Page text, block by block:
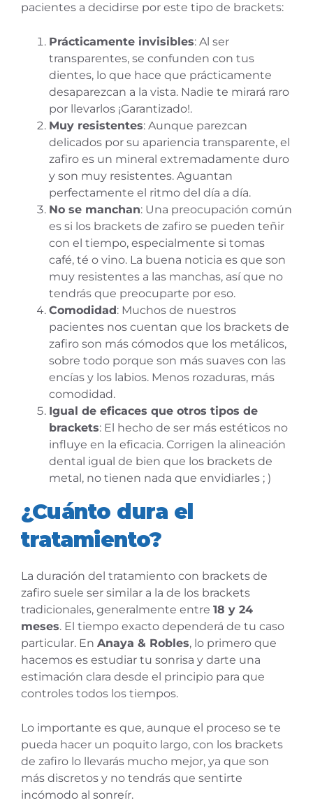
pacientes a decidirse por este tipo de brackets:
Prácticamente invisibles: Al ser
transparentes, se confunden con tus
dientes, lo que hace que prácticamente
desaparezcan a la vista. Nadie te mirará raro
por llevarlos ¡Garantizado!.
Muy resistentes: Aunque parezcan
delicados por su apariencia transparente, el
zafiro es un mineral extremadamente duro
y son muy resistentes. Aguantan
perfectamente el ritmo del día a día.
No se manchan: Una preocupación común
es si los brackets de zafiro se pueden teñir
con el tiempo, especialmente si tomas
café, té o vino. La buena noticia es que son
muy resistentes a las manchas, así que no
tendrás que preocuparte por eso.
Comodidad : Muchos de nuestros
pacientes nos cuentan que los brackets de
zafiro son más cómodos que los metálicos,
sobre todo porque son más suaves con las
encías y los labios. Menos rozaduras, más
comodidad.
Igual de eficaces que otros tipos de
brackets: El hecho de ser más estéticos no
influye en la eficacia. Corrigen la alineación
dental igual de bien que los brackets de
metal, no tienen nada que envidiarles ; )
¿Cuánto dura el
tratamiento?
La duración del tratamiento con brackets de
zafiro suele ser similar a la de los brackets
tradicionales, generalmente entre 18 y 24
meses. El tiempo exacto dependerá de tu caso
particular. En Anaya & Robles, lo primero que
hacemos es estudiar tu sonrisa y darte una
estimación clara desde el principio para que
controles todos los tiempos.
Lo importante es que, aunque el proceso se te
pueda hacer un poquito largo, con los brackets
de zafiro lo llevarás mucho mejor, ya que son
más discretos y no tendrás que sentirte
incómodo al sonreír.